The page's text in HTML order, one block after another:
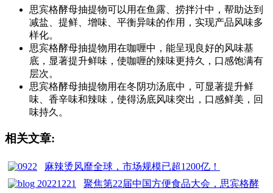
思宾格酵母抽提物可以用在鱼露、捞拌汁中，帮助达到
减盐、提鲜、增味、平衡异味的作用，实现产品风味多
样化。
思宾格酵母抽提物用在咖喱中，能呈现良好的风味基
底，显著提升鲜味，使咖喱的辣味更持久，口感饱满有
层次。
思宾格酵母抽提物用在冬阴功汤底中，可显著提升鲜
味、香辛味和辣味，使得汤底风味突出，口感鲜美，回
味持久。
相关文章:
麻辣烫风靡全球，市场规模已超1200亿！
聚焦第22届中国方便食品大会，思宾格酵